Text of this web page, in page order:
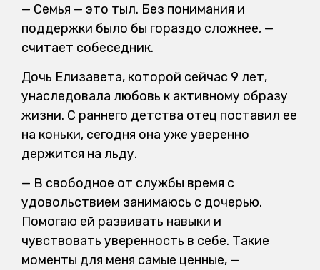
— Семья — это тыл. Без понимания и
поддержки было бы гораздо сложнее, —
считает собеседник.
Дочь Елизавета, которой сейчас 9 лет,
унаследовала любовь к активному образу
жизни. С раннего детства отец поставил ее
на коньки, сегодня она уже уверенно
держится на льду.
— В свободное от службы время с
удовольствием занимаюсь с дочерью.
Помогаю ей развивать навыки и
чувствовать уверенность в себе. Такие
моменты для меня самые ценные, —